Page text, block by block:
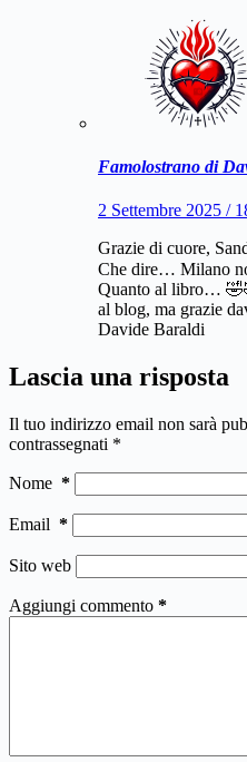
Famolostrano di
2 Settembre 2025 /
Grazie di cuore,
Che dire… Milano
Quanto al libro…
al blog, ma grazie
Davide Baraldi
Lascia una risposta
Il tuo indirizzo email non sarà
contrassegnati *
Nome *
Email *
Sito web
Aggiungi commento *